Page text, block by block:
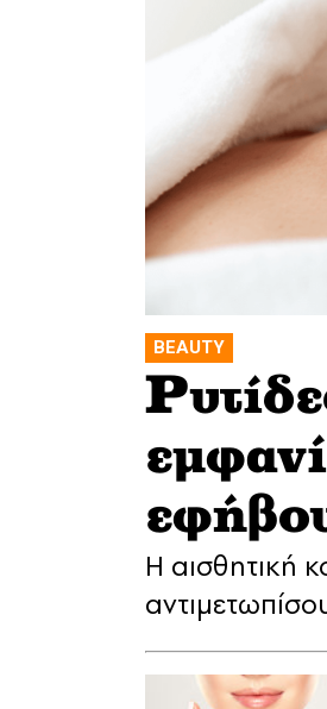
BEAUTY
Η αισθητική